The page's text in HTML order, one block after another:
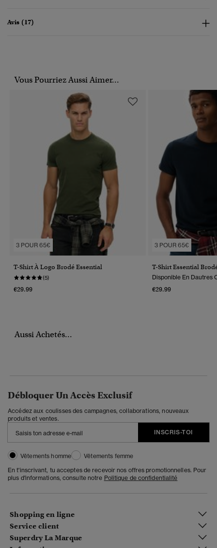
Avis (17)
Vous Pourriez Aussi Aimer...
3 POUR 65€
T-Shirt À Logo Brodé Essential
(5)
€29.99
3 POUR 65€
T-Shirt Essential
Disponible En Dautres
€29.99
Aussi Achetés...
Débloquer Un Accès Exclusif
Accédez aux coulisses des campagnes, collaborations, nouveaux
produits et ventes.
INSCRIS-TOI
Vêtements homme
Vêtements femme
En t'inscrivant, tu acceptes de recevoir nos offres promotionnelles. Pour
plus d'informations, consulte notre Politique de confidentialité
Shopping en ligne
Service client
Superdry La Marque